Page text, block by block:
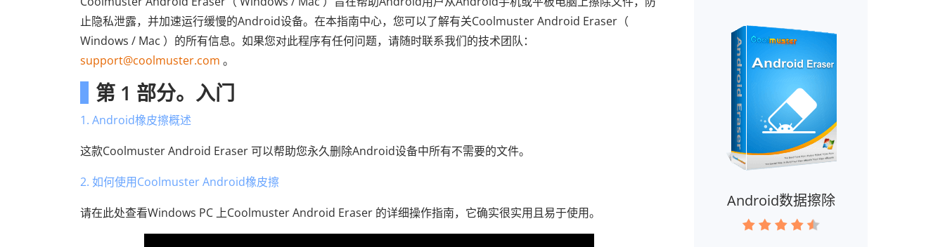
止隐私泄露，并加速运行缓慢的Android设备。在本指南中心，您可以了解有关Coolmuster Android Eraser（
Windows / Mac ）的所有信息。如果您对此程序有任何问题，请随时联系我们的技术团队：
support@coolmuster.com 。
第 1 部分。入门
1. Android橡皮擦概述
这款Coolmuster Android Eraser 可以帮助您永久删除Android设备中所有不需要的文件。
2. 如何使用Coolmuster Android橡皮擦
请在此处查看Windows PC 上Coolmuster Android Eraser 的详细操作指南，它确实很实用且易于使用。
Android数据擦除